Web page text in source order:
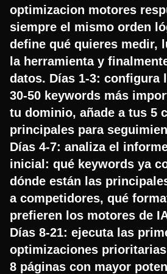
optimizacion motores
siempre el mismo orden
define qué quieres medir,
la herramienta y
datos. Días 1-3: configura
30-50 keywords más
tu dominio, añade a tus 5
principales para
Días 4-7: analiza el
inicial: qué keywords ya
dónde están las
a competidores, qué
prefieren los motores de
Días 8-21: ejecuta las
optimizaciones
8 páginas con mayor